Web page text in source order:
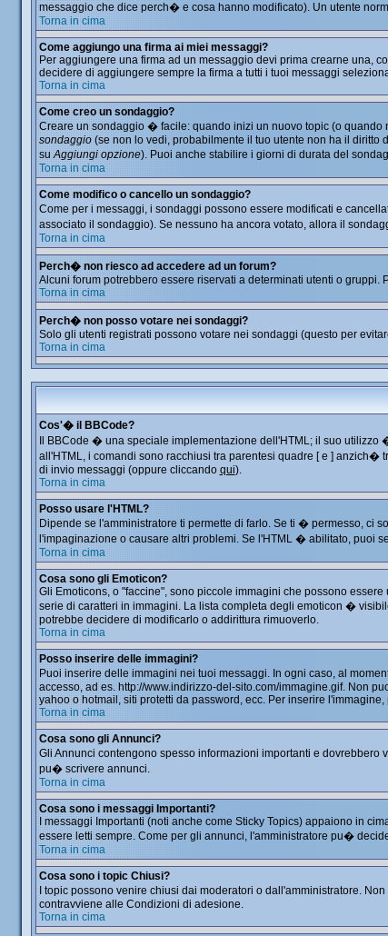
messaggio che dice perch� e cosa hanno modificato). Un utente
Torna in cima
Come aggiungo una firma ai miei messaggi?
Per aggiungere una firma ad un messaggio devi prima crearne una,
decidere di aggiungere sempre la firma a tutti i tuoi messaggi
Torna in cima
Come creo un sondaggio?
Creare un sondaggio � facile: quando inizi un nuovo topic (o
sondaggio(se non lo vedi, probabilmente il tuo utente non ha il diritto
suAggiungi opzione). Puoi anche stabilire i giorni di durata del
Torna in cima
Come modifico o cancello un sondaggio?
Come per i messaggi, i sondaggi possono essere modificati e
associato il sondaggio). Se nessuno ha ancora votato, allora il
Torna in cima
Perch� non riesco ad accedere ad un forum?
Alcuni forum potrebbero essere riservati a determinati utenti o
Torna in cima
Perch� non posso votare nei sondaggi?
Solo gli utenti registrati possono votare nei sondaggi (questo per
Torna in cima
Cos'� il BBCode?
Il BBCode � una speciale implementazione dell'HTML; il suo
all'HTML, i comandi sono racchiusi tra parentesi quadre [ e ] anzich�
di invio messaggi (oppure cliccando qui).
Torna in cima
Posso usare l'HTML?
Dipende se l'amministratore ti permette di farlo. Se ti � permesso, ci
l'impaginazione o causare altri problemi. Se l'HTML � abilitato, puoi
Torna in cima
Cosa sono gli Emoticon?
Gli Emoticons, o "faccine", sono piccole immagini che possono
serie di caratteri in immagini. La lista completa degli emoticon �
potrebbe decidere di modificarlo o addirittura rimuoverlo.
Torna in cima
Posso inserire delle immagini?
Puoi inserire delle immagini nei tuoi messaggi. In ogni caso, al
accesso, ad es. http://www.indirizzo-del-sito.com/immagine.gif. Non
yahoo o hotmail, siti protetti da password, ecc. Per inserire
Torna in cima
Cosa sono gli Annunci?
Gli Annunci contengono spesso informazioni importanti e
pu� scrivere annunci.
Torna in cima
Cosa sono i messaggi Importanti?
I messaggi Importanti (noti anche come Sticky Topics) appaiono in
essere letti sempre. Come per gli annunci, l'amministratore pu�
Torna in cima
Cosa sono i topic Chiusi?
I topic possono venire chiusi dai moderatori o dall'amministratore.
contravviene alle Condizioni di adesione.
Torna in cima